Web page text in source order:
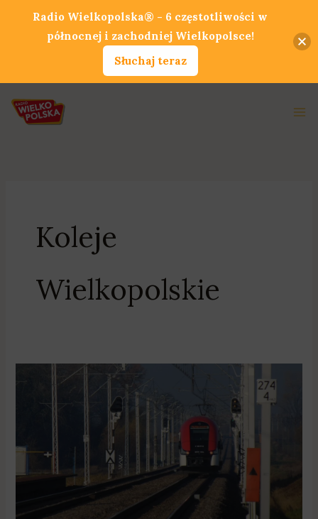
Koleje
Wielkopolskie
Radio Wielkopolska® - 6 częstotliwości w
północnej i zachodniej Wielkopolsce!
Słuchaj teraz